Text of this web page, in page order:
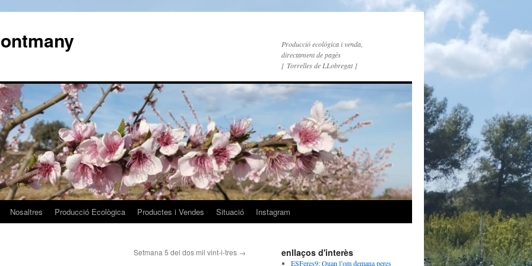
Producció ecològica i venda,
directament de pagès
[ Torrelles de LLobregat ]
Nosaltres Producció Ecològica Productes i Vendes Situació Instagram
Setmana 5 del dos mil vint-i-tres → enllaços d'interès
ESFeres9: Quan l’om demana peres